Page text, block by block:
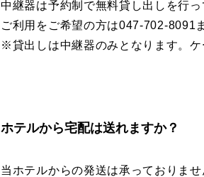
中継器は予約制で無料貸し出しを行っ
ご利用をご希望の方は047-702-8091
※貸出しは中継器のみとなります。
ホテルから宅配は送れますか？
当ホテルからの発送は承っておりませ